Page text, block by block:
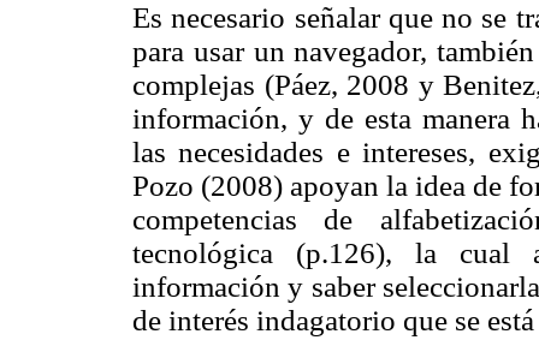
Es necesario señalar que no se
para usar un navegador,
complejas (Páez, 2008 y
información, y de esta manera
las necesidades e intereses,
Pozo (2008) apoyan la idea de
competencias de
tecnológica (p.126), la
información y saber
de interés indagatorio que se